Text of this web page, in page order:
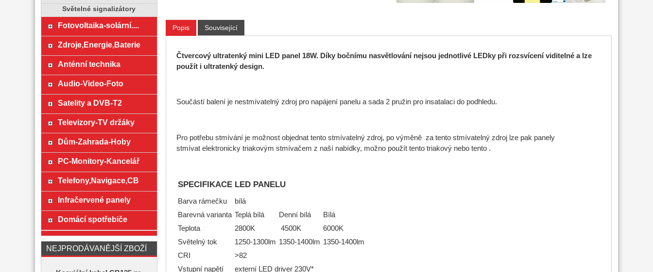
Popis Související
Čtvercový ultratenký mini LED panel 18W. Díky bočnímu nasvětlování nejsou jednotlivé LEDky při rozsvícení viditelné a lze
použít i ultratenký design.
Součástí balení je nestmívatelný zdroj pro napájení panelu a sada 2 pružin pro insatalaci do podhledu.
Pro potřebu stmívání je možnost objednat tento stmívatelný zdroj, po výměně za tento stmívatelný zdroj lze pak panely
stmívat elektronicky triakovým stmívačem z naší nabídky, možno použít tento triakový nebo tento .
SPECIFIKACE LED PANELU
Barva rámečku
bílá
Barevná varianta Teplá bílá Denní bílá
Bílá
Teplota
2800K 4500K
6000K
Světelný tok
1250-1300lm 1350-1400lm 1350-1400lm
CRI
>82
Vstupní napětí
externí LED driver 230V*
Světelné signalizátory
Fotovoltaika-solární....
Zdroje,Energie,Baterie
Anténní technika
Audio-Video-Foto
Satelity a DVB-T2
Televizory-TV držáky
Dům-Zahrada-Hoby
PC-Monitory-Kancelář
Telefony,Navigace,CB
Infračervené panely
Domácí spotřebiče
NEJPRODÁVANĚJŠÍ ZBOŽÍ